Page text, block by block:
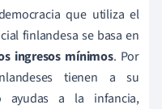
que utiliza el
finlandesa se basa en
ingresos mínimos. Por
tienen a su
ayudas a la infancia,